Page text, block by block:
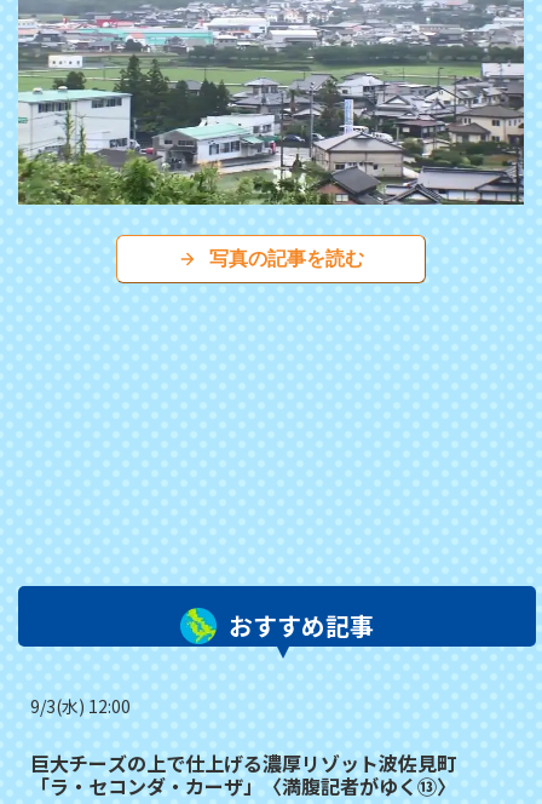
写真の記事を読む
おすすめ記事
9/3(水) 12:00
巨大チーズの上で仕上げる濃厚リゾット波佐見町
「ラ・セコンダ・カーザ」〈満腹記者がゆく⑬〉